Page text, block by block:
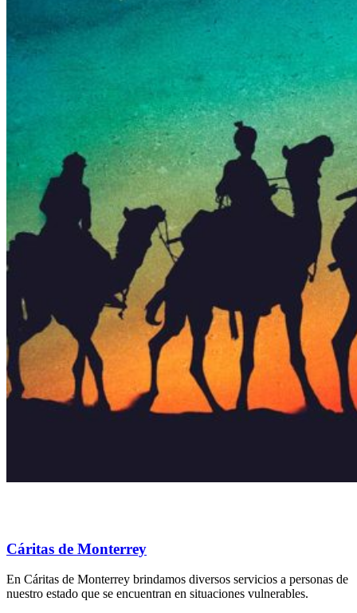
Cáritas de Monterrey
En Cáritas de Monterrey brindamos diversos servicios a personas de
nuestro estado que se encuentran en situaciones vulnerables.